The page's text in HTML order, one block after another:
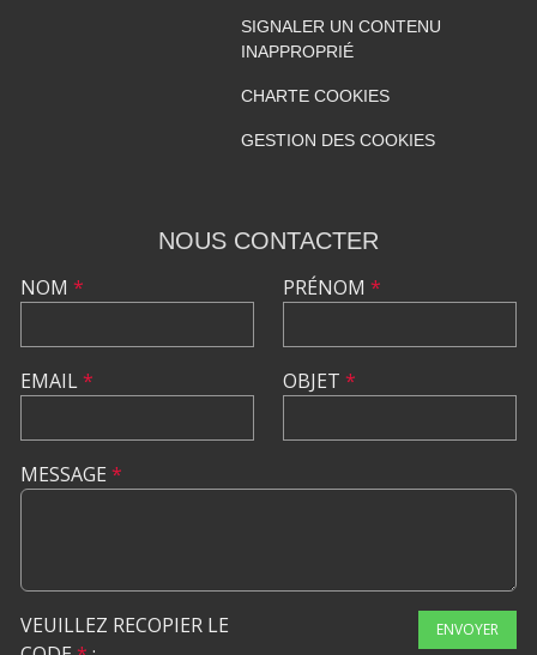
SIGNALER UN CONTENU
INAPPROPRIÉ
CHARTE COOKIES
GESTION DES COOKIES
NOUS CONTACTER
NOM *
EMAIL*
PRÉNOM *
OBJET *
MESSAGE *
VEUILLEZ RECOPIER LE
ENVOYER